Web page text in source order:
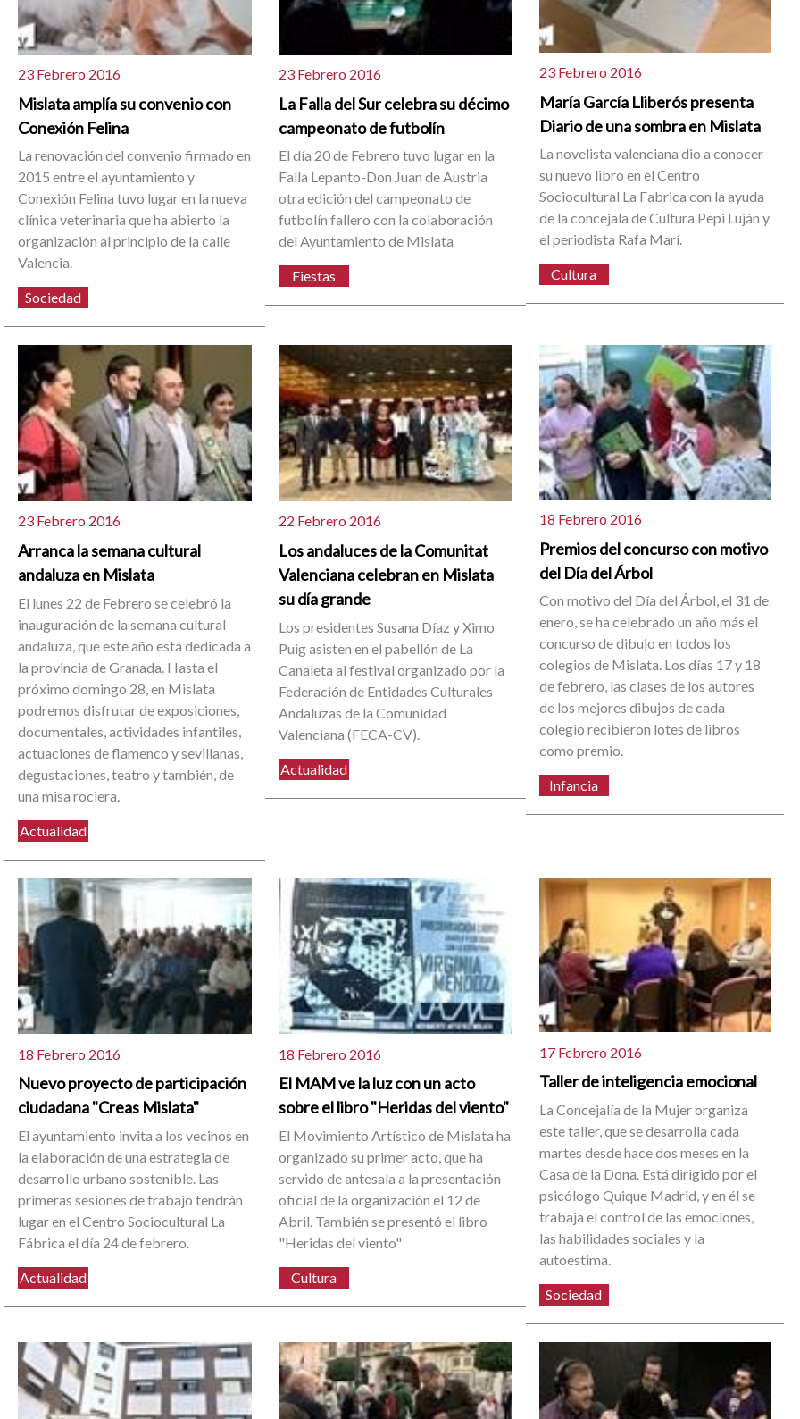
23 Febrero 2016
Mislata amplía su convenio con
Conexión Felina
La renovación del convenio firmado en
2015 entre el ayuntamiento y
Conexión Felina tuvo lugar en la nueva
clínica veterinaria que ha abierto la
organización al principio de la calle
Valencia.
Sociedad
23 Febrero 2016
La Falla del Sur celebra su décimo
campeonato de futbolín
El día 20 de Febrero tuvo lugar en la
Falla Lepanto-Don Juan de Austria
otra edición del campeonato de
futbolín fallero con la colaboración
del Ayuntamiento de Mislata
Fiestas
23 Febrero 2016
María García Lliberós presenta
Diario de una sombra en Mislata
La novelista valenciana dio a conocer
su nuevo libro en el Centro
Sociocultural La Fabrica con la ayuda
de la concejala de Cultura Pepi Luján y
el periodista Rafa Marí.
Cultura
23 Febrero 2016
Arranca la semana cultural
andaluza en Mislata
El lunes 22 de Febrero se celebró la
inauguración de la semana cultural
andaluza, que este año está dedicada a
la provincia de Granada. Hasta el
próximo domingo 28, en Mislata
podremos disfrutar de exposiciones,
documentales, actividades infantiles,
actuaciones de flamenco y sevillanas,
degustaciones, teatro y también, de
una misa rociera.
Actualidad
22 Febrero 2016
Los andaluces de la Comunitat
Valenciana celebran en Mislata
su día grande
Los presidentes Susana Díaz y Ximo
Puig asisten en el pabellón de La
Canaleta al festival organizado por la
Federación de Entidades Culturales
Andaluzas de la Comunidad
Valenciana (FECA-CV).
Actualidad
18 Febrero 2016
Premios del concurso con motivo
del Día del Árbol
Con motivo del Día del Árbol, el 31 de
enero, se ha celebrado un año más el
concurso de dibujo en todos los
colegios de Mislata. Los días 17 y 18
de febrero, las clases de los autores
de los mejores dibujos de cada
colegio recibieron lotes de libros
como premio.
Infancia
18 Febrero 2016
Nuevo proyecto de participación
ciudadana "Creas Mislata"
El ayuntamiento invita a los vecinos en
la elaboración de una estrategia de
desarrollo urbano sostenible. Las
primeras sesiones de trabajo tendrán
lugar en el Centro Sociocultural La
Fábrica el día 24 de febrero.
Actualidad
18 Febrero 2016
El MAM ve la luz con un acto
sobre el libro "Heridas del viento"
El Movimiento Artístico de Mislata ha
organizado su primer acto, que ha
servido de antesala a la presentación
oficial de la organización el 12 de
Abril. También se presentó el libro
"Heridas del viento"
Cultura
17 Febrero 2016
Taller de inteligencia emocional
La Concejalía de la Mujer organiza
este taller, que se desarrolla cada
martes desde hace dos meses en la
Casa de la Dona. Está dirigido por el
psicólogo Quique Madrid, y en él se
trabaja el control de las emociones,
las habilidades sociales y la
autoestima.
Sociedad